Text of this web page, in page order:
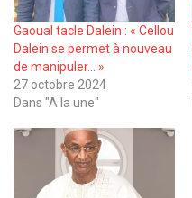
Gaoual tacle Dalein : « Cellou
Dalein se permet à nouveau
de manipuler… »
27 octobre 2024
Dans "A la une"